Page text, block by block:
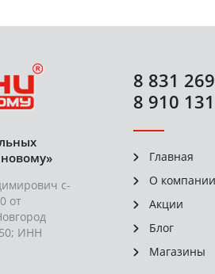
с-
от
ИНН
8 831
8 910
Главная
О компании
Акции
Блог
Магазины